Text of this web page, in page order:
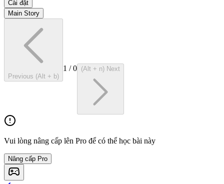
Cài đặt
Main Story
Previous (Alt + b)
1 /0 (Alt + n) Next
Vui lòng nâng cấp lên Pro để có thể học bài này
Nâng cấp Pro